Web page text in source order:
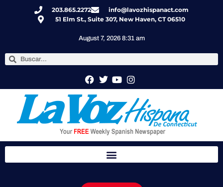
203.865.2272
info@lavozhispanact.com
51 Elm St., Suite 307, New Haven, CT 06510
August 7, 2026 8:31 am